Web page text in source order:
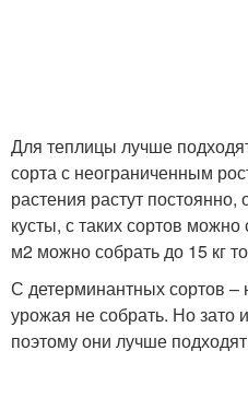
Для теплицы лучше
сорта с неограниченным
растения растут
кусты, с таких сортов
м2 можно собрать до 15 кг
С детерминантных сортов –
урожая не собрать. Но зато
поэтому они лучше